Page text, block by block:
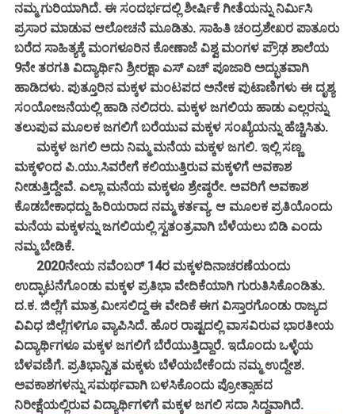
ನಮ್ಮ ಗುರಿಯಾಗಿದೆ. ಈ ಸಂದರ್ಭದಲ್ಲಿ ಶೀರ್ಷಿಕೆ ಗೀತೆಯನ್ನು ನಿರ್ಮಿಸಿ
ಪ್ರಸಾರ ಮಾಡುವ ಆಲೋಚನೆ ಮೂಡಿತು. ಸಾಹಿತಿ ಚಂದ್ರಶೇಖರ ಪಾತೂರು
ಬರೆದ ಸಾಹಿತ್ಯಕ್ಕೆ ಮಂಗಳೂರಿನ ಕೋಣಾಜೆ ವಿಶ್ವ ಮಂಗಳ ಪ್ರೌಢ ಶಾಲೆಯ
9ನೇ ತರಗತಿ ವಿದ್ಯಾರ್ಥಿನಿ ಶ್ರೀರಕ್ಷಾ ಎಸ್ ಎಚ್ ಪೂಜಾರಿ ಅದ್ಭುತವಾಗಿ
ಹಾಡಿದಳು. ಪುತ್ತೂರಿನ ಮಕ್ಕಳ ಮಂಟಪದ ಅನೇಕ ಪುಟಾಣಿಗಳು ಈ ದೃಶ್ಯ
ಸಂಯೋಜನೆಯಲ್ಲಿ ಹಾಡಿ ನಲಿದರು. ಮಕ್ಕಳ ಜಗಲಿಯ ಹಾಡು ಎಲ್ಲರನ್ನು
ತಲುಪುವ ಮೂಲಕ ಜಗಲಿಗೆ ಬರೆಯುವ ಮಕ್ಕಳ ಸಂಖ್ಯೆಯನ್ನು ಹೆಚ್ಚಿಸಿತು.
ಮಕ್ಕಳ ಜಗಲಿ ಅದು ನಿಮ್ಮ ಮನೆಯ ಮಕ್ಕಳ ಜಗಲಿ. ಇಲ್ಲಿ ಸಣ್ಣ
ಮಕ್ಕಳಿಂದ ಪಿ.ಯು.ಸಿವರೇಗೆ ಕಲಿಯುತ್ತಿರುವ ಮಕ್ಕಳಿಗೆ ಅವಕಾಶ
ನೀಡುತ್ತಿದ್ದೇವೆ. ಎಲ್ಲಾ ಮನೆಯ ಮಕ್ಕಳೂ ಶ್ರೇಷ್ಠರೇ. ಅವರಿಗೆ ಅವಕಾಶ
ಕೊಡಬೇಕಾಧದ್ದು ಹಿರಿಯರಾದ ನಮ್ಮ ಕರ್ತವ್ಯ. ಆ ಮೂಲಕ ಪ್ರತಿಯೊಂದು
ಮನೆಯ ಮಕ್ಕಳನ್ನು ಜಗಲಿಯಲ್ಲಿ ಸ್ವತಂತ್ರವಾಗಿ ಬೆಳೆಯಲು ಬಿಡಿ ಎಂದು
ನಮ್ಮ ಬೇಡಿಕೆ.
2020ನೇಯ ನವೆಂಬರ್ 14ರ ಮಕ್ಕಳದಿನಾಚರಣೆಯಂದು
ಉದ್ಘಾಟನೆಗೊಂಡು ಮಕ್ಕಳ ಪ್ರತಿಭಾ ವೇದಿಕೆಯಾಗಿ ಗುರುತಿಸಿಕೊಂಡಿತು.
ದ.ಕ. ಜಿಲ್ಲೆಗೆ ಮಾತ್ರ ಮೀಸಲಿದ್ದ ಈ ವೇದಿಕೆ ಈಗ ವಿಸ್ತಾರಗೊಂಡು ರಾಜ್ಯದ
ವಿವಿಧ ಜಿಲ್ಲೆಗಳಿಗೂ ವ್ಯಾಪಿಸಿದೆ. ಹೊರ ರಾಷ್ಟದಲ್ಲಿ ವಾಸವಿರುವ ಭಾರತೀಯ
ವಿದ್ಯಾರ್ಥಿಗಳೂ ಮಕ್ಕಳ ಜಗಲಿಗೆ ಬೆರೆಯುತ್ತಿದ್ದಾರೆ. ಇದೊಂದು ಒಳ್ಳೆಯ
ಬೆಳವಣಿಗೆ. ಪ್ರತಿಭಾನ್ವಿತ ಮಕ್ಕಳು ಬೆಳೆಯಬೇಕೆಂದು ನಮ್ಮ ಉದ್ದೇಶ.
ಅವಕಾಶಗಳನ್ನು ಸಮರ್ಥವಾಗಿ ಬಳಸಿಕೊಂದು ಪ್ರೋತ್ಸಾಹದ
ನಿರೀಕ್ಷೆಯಲ್ಲಿರುವ ವಿದ್ಯಾರ್ಥಿಗಳಿಗೆ ಮಕ್ಕಳ ಜಗಲಿ ಸದಾ ಸಿದ್ದವಾಗಿದೆ.